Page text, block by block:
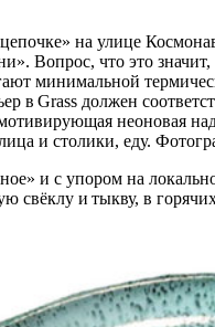
на улице
Вопрос, что это
минимальной
в Grass должен
неоновая
и столики, еду.
и с упором на
свёклу и тыкву, в